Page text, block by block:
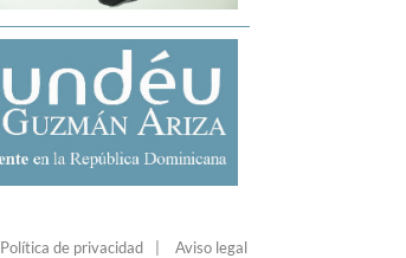
Política de privacidad Aviso legal